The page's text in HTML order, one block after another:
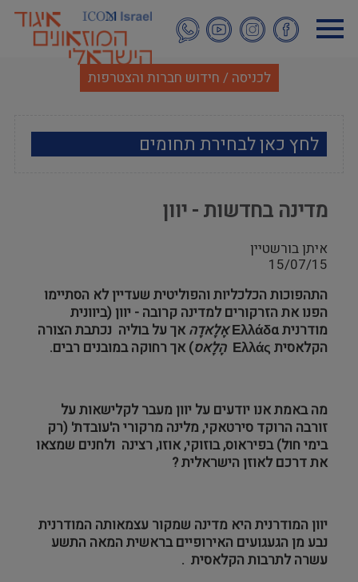
לתוכן
העיקרי
לכניסה / חידוש חברות והצטרפות
לחץ כאן לבחירת תחומים
אמנות
אתנוגרפיה
מוזאולוגיה כללי
היסטוריה ומורשת
מדע וטבע
ביטחון ובטיחות
חינוך והדרכה
מדינה בחדשות - יוון
איתן בורשטיין
15/07/15
התהפוכות הכלכליות והפוליטית שעדיין לא הסתיימו
הפנו את הזרקורים למדינה קרובה - יוון (ביוונית
מודרניתΕλλάδαאֶלָאדָה אך על בוליה נכתבת הצורה
הקלאסית Ελλάς הֶלָאס) אך רחוקה במובנים רבים.
מה באמת אנו יודעים על יוון מעבר לקלישאות על
זורבה הרוקד סירטאקי, מלינה מרקורי ה'עובדת' (רק
בימי חול) בפיראוס, בוזוקי, אוזו, רצינה ולחנים שמצאו
את דרכם לאוזן הישראלית ?
יוון המודרנית היא מדינה שמקור עצמאותה המודרנית
נבע מן הגעגועים האירופיים בראשית המאה התשע
עשרה לתרבות הקלאסית .